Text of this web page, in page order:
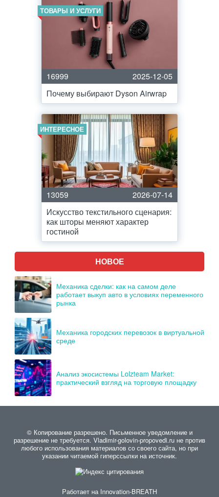
ТОВАРЫ И УСЛУГИ
16999
2025-12-05
Почему выбирают Dyson Airwrap
ИНТЕРЕСНОЕ
13059
2026-07-14
Искусство текстильного сценария:
как шторы меняют характер
гостиной
НОВОЕ
Механика сделки: как на самом деле
работает выкуп авто в условиях переменного
рынка
Механика городских перевозок в виртуальной
среде
Анализ экосистемы Lolzteam Market:
практический взгляд на торговую площадку
© Копирование разрешено. Письменное уведомление и
разрешение не требуется. Vladimir-golovin-propovedi.ru не против
любого использования материалов со своего сайта, но при
указании читаемой гиперссылки на источник.
Работает на Innovation-BREATH